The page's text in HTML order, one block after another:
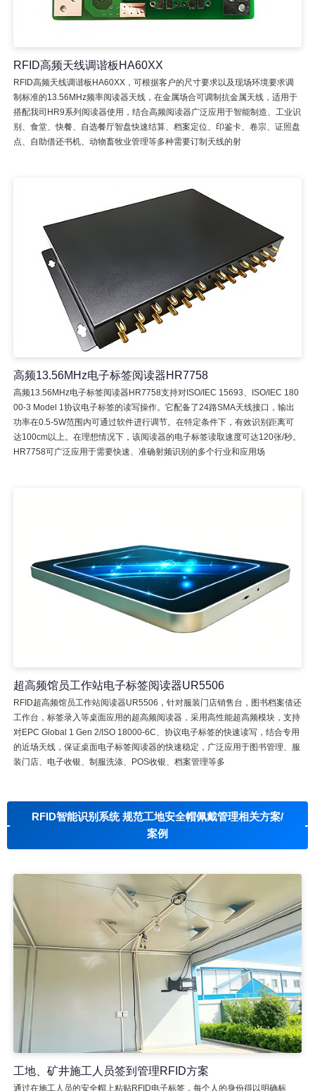
RFID高频天线调谐板HA60XX
RFID高频天线调谐板HA60XX，可根据客户的尺寸要求以及现场环境要求调
制标准的13.56MHz频率阅读器天线，在金属场合可调制抗金属天线，适用于
搭配我司HR9系列阅读器使用，结合高频阅读器广泛应用于智能制造、工业识
别、食堂、快餐、自选餐厅智盘快速结算、档案定位、印鉴卡、卷宗、证照盘
点、自助借还书机、动物畜牧业管理等多种需要订制天线的射
高频13.56MHz电子标签阅读器HR7758
高频13.56MHz电子标签阅读器HR7758支持对ISO/IEC 15693、ISO/IEC 180
00-3 Model 1协议电子标签的读写操作。它配备了24路SMA天线接口，输出
功率在0.5-5W范围内可通过软件进行调节。在特定条件下，有效识别距离可
达100cm以上。在理想情况下，该阅读器的电子标签读取速度可达120张/秒。
HR7758可广泛应用于需要快速、准确射频识别的多个行业和应用场
超高频馆员工作站电子标签阅读器UR5506
RFID超高频馆员工作站阅读器UR5506，针对服装门店销售台，图书档案借还
工作台，标签录入等桌面应用的超高频阅读器，采用高性能超高频模块，支持
对EPC Global 1 Gen 2/ISO 18000-6C、协议电子标签的快速读写，结合专用
的近场天线，保证桌面电子标签阅读器的快速稳定，广泛应用于图书管理、服
装门店、电子收银、制服洗涤、POS收银、档案管理等多
RFID智能识别系统 规范工地安全帽佩戴管理相关方案/
案例
工地、矿井施工人员签到管理RFID方案
通过在施工人员的安全帽上粘贴RFID电子标签，每个人的身份得以明确标